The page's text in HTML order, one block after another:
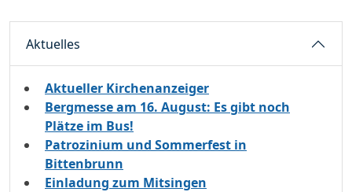
Aktuelles
Aktueller Kirchenanzeiger
Bergmesse am 16. August: Es gibt noch
Plätze im Bus!
Patrozinium und Sommerfest in
Bittenbrunn
Einladung zum Mitsingen